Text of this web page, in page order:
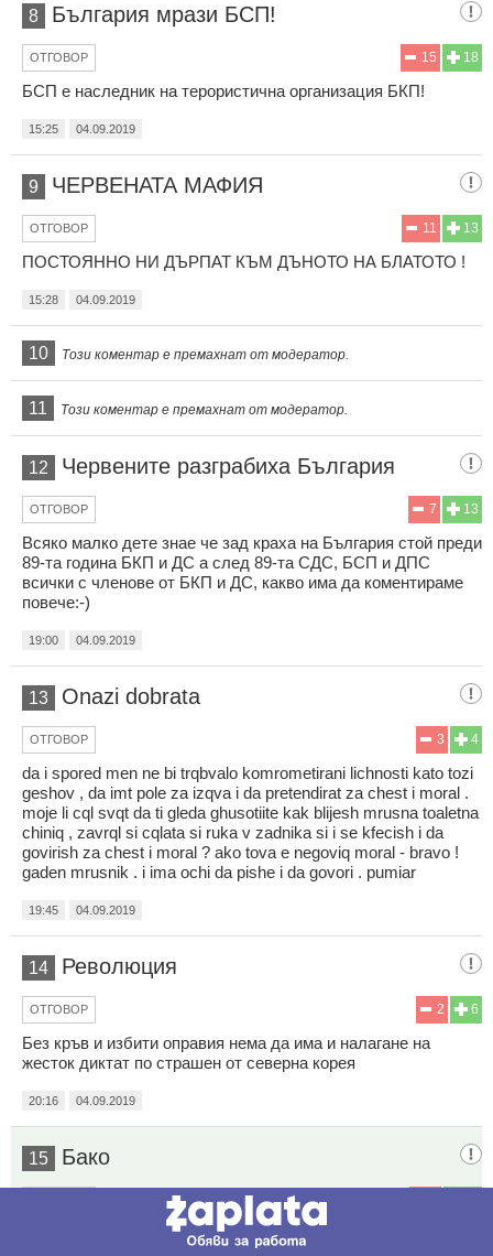
8 България мрази БСП!
18
15
ОТГОВОР
БСП е наследник на терористична организация БКП!
15:25 04.09.2019
9 ЧЕРВЕНАТА МАФИЯ
13
11
ОТГОВОР
ПОСТОЯННО НИ ДЪРПАТ КЪМ ДЪНОТО НА БЛАТОТО !
15:28 04.09.2019
10 Този коментар е премахнат от модератор.
11 Този коментар е премахнат от модератор.
12 Червените разграбиха България
13
7
ОТГОВОР
Всяко малко дете знае че зад краха на България стой преди
89-та година БКП и ДС а след 89-та СДС, БСП и ДПС
всички с членове от БКП и ДС, какво има да коментираме
повече:-)
19:00 04.09.2019
13 Onazi dobrata
4
3
ОТГОВОР
da i spored men ne bi trqbvalo komrometirani lichnosti kato tozi
geshov , da imt pole za izqva i da pretendirat za chest i moral .
moje li cql svqt da ti gleda ghusotiite kak blijesh mrusna toaletna
chiniq , zavrql si cqlata si ruka v zadnika si i se kfecish i da
govirish za chest i moral ? ako tova e negoviq moral - bravo !
gaden mrusnik . i ima ochi da pishe i da govori . pumiar
19:45 04.09.2019
14 Революция
6
2
ОТГОВОР
Без кръв и избити оправия нема да има и налагане на
жесток диктат по страшен от северна корея
20:16 04.09.2019
15 Бако
Това да не беше тоя дето си бръка с пръст в задника?!